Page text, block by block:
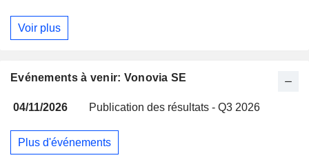
Voir plus
Evénements à venir: Vonovia SE
04/11/2026 Publication des résultats - Q3 2026
Plus d'événements